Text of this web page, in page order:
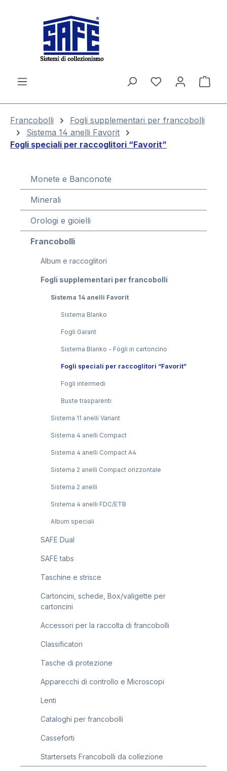
Il
Francobolli
Fogli supplementari per francobolli
Sistema 14 anelli Favorit
Fogli speciali per raccoglitori “Favorit”
Monete e Banconote
Minerali
Orologi e gioielli
Francobolli
Album e raccoglitori
Fogli supplementari per francobolli
Sistema 14 anelli Favorit
Sistema Blanko
Fogli Garant
Sistema Blanko - Fogli in cartoncino
Fogli speciali per raccoglitori “Favorit”
Fogli intermedi
Buste trasparenti
Sistema 11 anelli Variant
Sistema 4 anelli Compact
Sistema 4 anelli Compact A4
Sistema 2 anelli Compact orizzontale
Sistema 2 anelli
Sistema 4 anelli FDC/ETB
Album speciali
SAFE Dual
SAFE tabs
Taschine e strisce
Cartoncini, schede, Box/valigette per
cartoncini
Accessori per la raccolta di francobolli
Classificatori
Tasche di protezione
Apparecchi di controllo e Microscopi
Lenti
Cataloghi per francobolli
Casseforti
Startersets Francobolli da collezione